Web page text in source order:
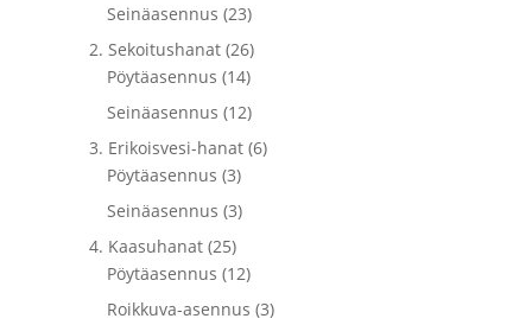
Seinäasennus (23)
2. Sekoitushanat (26)
Pöytäasennus (14)
Seinäasennus (12)
3. Erikoisvesi-hanat (6)
Pöytäasennus (3)
Seinäasennus (3)
4. Kaasuhanat (25)
Pöytäasennus (12)
Roikkuva-asennus (3)